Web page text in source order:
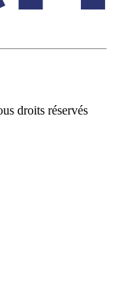
droits réservés